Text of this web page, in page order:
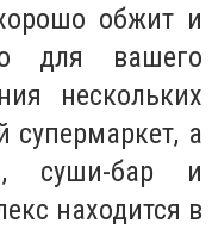
обжит и
для вашего
нескольких
супермаркет, а
суши-бар и
находится в